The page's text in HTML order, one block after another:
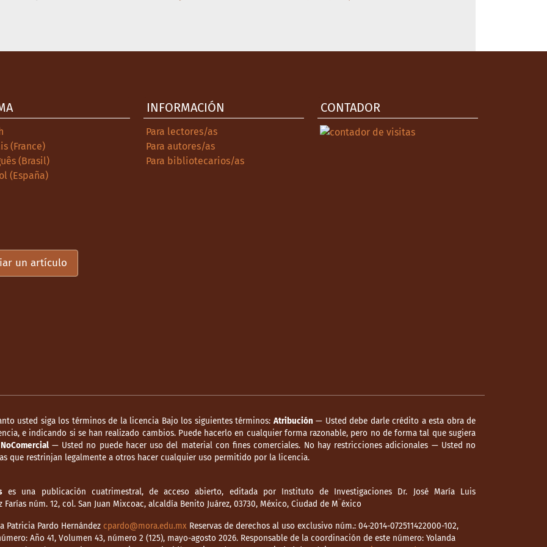
(France)
(Brasil)
(España)
INFORMACIÓN
Para lectores/as
Para autores/as
Para bibliotecarios/as
CONTADOR
un artículo
usted siga los términos de la licencia Bajo los siguientes términos: Atribución — Usted debe darle crédito a esta obra de
e indicando si se han realizado cambios. Puede hacerlo en cualquier forma razonable, pero no de forma tal que sugiera
NoComercial— Usted no puede hacer uso del material con fines comerciales. No hay restricciones adicionales — Usted no
que restrinjan legalmente a otros hacer cualquier uso permitido por la licencia.
es una publicación cuatrimestral, de acceso abierto, editada por Instituto de Investigaciones Dr. José María Luis
Farías núm. 12, col. San Juan Mixcoac, alcaldía Benito Juárez, 03730, México, Ciudad de M¨éxico
Patricia Pardo Hernández cpardo@mora.edu.mx Reservas de derechos al uso exclusivo núm.: 04-2014-072511422000-102,
Año 41, Volumen 43, número 2 (125), mayo-agosto 2026. Responsable de la coordinación de este número: Yolanda